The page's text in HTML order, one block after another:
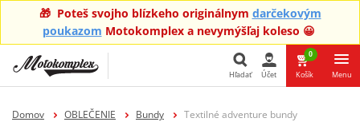
🎁 Poteš svojho blízkeho originálnym darčekovým
poukazom Motokomplex a nevymýšľaj koleso 😀
Hľadať Účet
0
Košík Menu
Domov OBLEČENIE Bundy Textilné adventure bundy